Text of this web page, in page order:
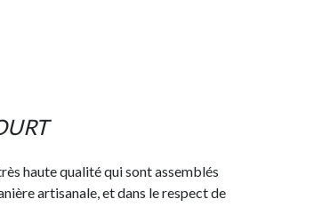
haute qualité qui sont assemblés
artisanale, et dans le respect de